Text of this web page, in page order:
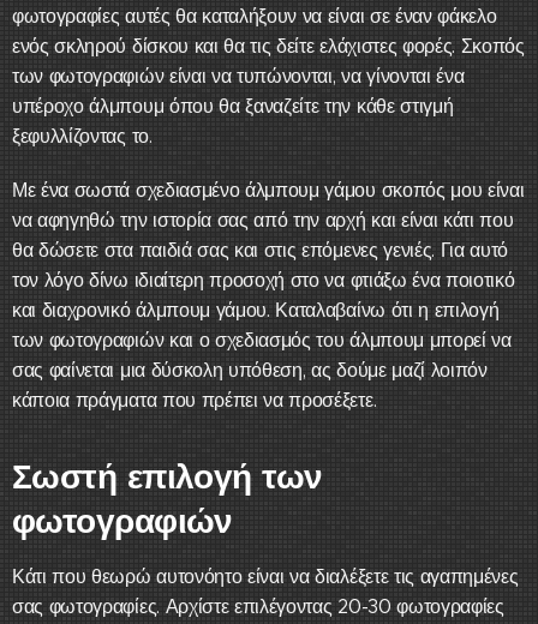
φωτογραφίες αυτές θα καταλήξουν να είναι σε έναν φάκελο
ενός σκληρού δίσκου και θα τις δείτε ελάχιστες φορές. Σκοπός
των φωτογραφιών είναι να τυπώνονται, να γίνονται ένα
υπέροχο άλμπουμ όπου θα ξαναζείτε την κάθε στιγμή
ξεφυλλίζοντας το.
Με ένα σωστά σχεδιασμένο άλμπουμ γάμου σκοπός μου είναι
να αφηγηθώ την ιστορία σας από την αρχή και είναι κάτι που
θα δώσετε στα παιδιά σας και στις επόμενες γενιές. Για αυτό
τον λόγο δίνω ιδιαίτερη προσοχή στο να φτιάξω ένα ποιοτικό
και διαχρονικό άλμπουμ γάμου. Καταλαβαίνω ότι η επιλογή
των φωτογραφιών και ο σχεδιασμός του άλμπουμ μπορεί να
σας φαίνεται μια δύσκολη υπόθεση, ας δούμε μαζί λοιπόν
κάποια πράγματα που πρέπει να προσέξετε.
Σωστή επιλογή των
φωτογραφιών
Κάτι που θεωρώ αυτονόητο είναι να διαλέξετε τις αγαπημένες
σας φωτογραφίες. Αρχίστε επιλέγοντας 20-30 φωτογραφίες